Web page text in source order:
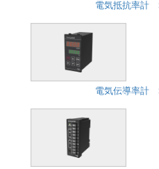
電気抵抗率計
電気伝導率計